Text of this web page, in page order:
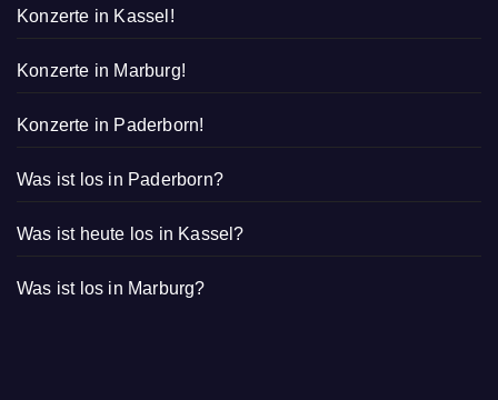
Konzerte in Kassel!
Konzerte in Marburg!
Konzerte in Paderborn!
Was ist los in Paderborn?
Was ist heute los in Kassel?
Was ist los in Marburg?